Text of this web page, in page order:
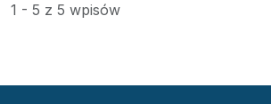
1 - 5 z 5 wpisów